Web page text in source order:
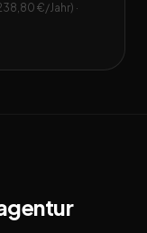
€/Jahr) ·